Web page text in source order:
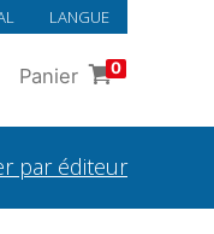
LANGUE
Panier 0
par éditeur